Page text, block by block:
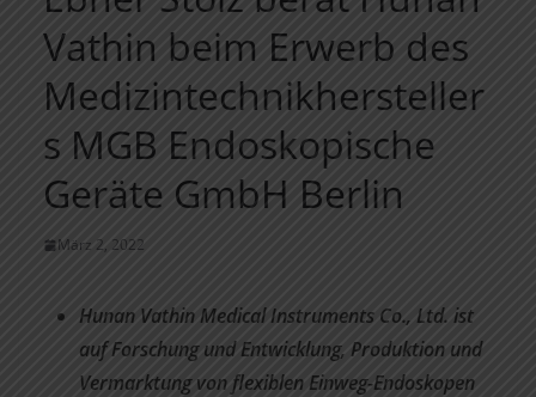
Vathin beim Erwerb des
Medizintechnikhersteller
s MGB Endoskopische
Geräte GmbH Berlin
März 2, 2022
Hunan Vathin Medical Instruments Co., Ltd. ist
auf Forschung und Entwicklung, Produktion und
Vermarktung von flexiblen Einweg-Endoskopen